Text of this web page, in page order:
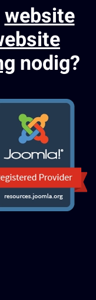
website
nodig?